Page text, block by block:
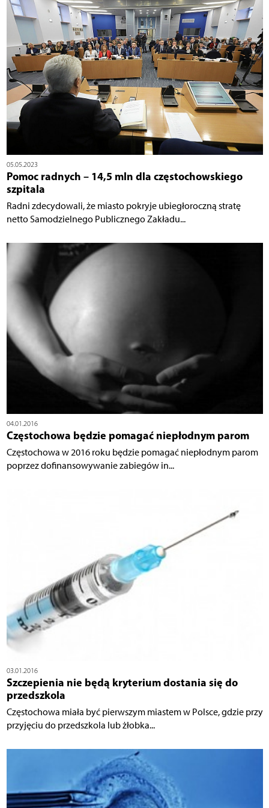
05.05.2023
Pomoc radnych – 14,5 mln dla częstochowskiego
szpitala
Radni zdecydowali, że miasto pokryje ubiegłoroczną stratę
netto Samodzielnego Publicznego Zakładu...
04.01.2016
Częstochowa będzie pomagać niepłodnym parom
Częstochowa w 2016 roku będzie pomagać niepłodnym parom
poprzez dofinansowywanie zabiegów in...
03.01.2016
Szczepienia nie będą kryterium dostania się do
przedszkola
Częstochowa miała być pierwszym miastem w Polsce, gdzie przy
przyjęciu do przedszkola lub żłobka...